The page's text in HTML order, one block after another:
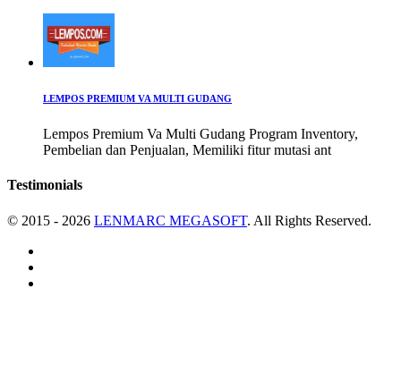
LEMPOS PREMIUM VA MULTI GUDANG
Lempos Premium Va Multi Gudang Program Inventory,
Pembelian dan Penjualan, Memiliki fitur mutasi ant
Testimonials
© 2015 - 2026 LENMARC MEGASOFT. All Rights Reserved.